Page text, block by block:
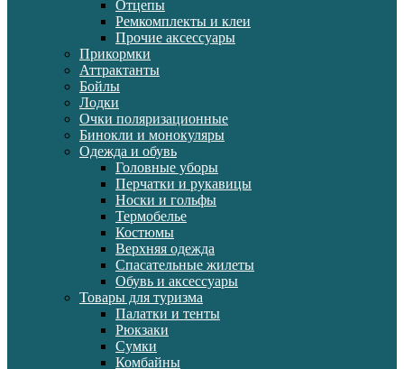
Отцепы
Ремкомплекты и клеи
Прочие аксессуары
Прикормки
Аттрактанты
Бойлы
Лодки
Очки поляризационные
Бинокли и монокуляры
Одежда и обувь
Головные уборы
Перчатки и рукавицы
Носки и гольфы
Термобелье
Костюмы
Верхняя одежда
Спасательные жилеты
Обувь и аксессуары
Товары для туризма
Палатки и тенты
Рюкзаки
Сумки
Комбайны